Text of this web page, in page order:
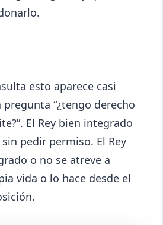
esto aparece casi
“¿tengo derecho
El Rey bien integrado
pedir permiso. El Rey
o no se atreve a
vida o lo hace desde el